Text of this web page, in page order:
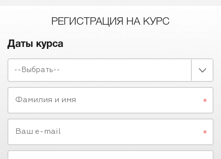
РЕГИСТРАЦИЯ НА КУРС
Даты курса
--Выбрать--
Фамилия и имя
Ваш e-mail